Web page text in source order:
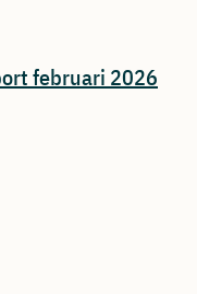
februari 2026